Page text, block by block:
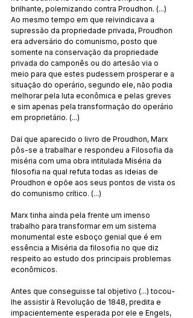
brilhante, polemizando contra Proudhon. (...)
Ao mesmo tempo em que reivindicava a
supressão da propriedade privada, Proudhon
era adversário do comunismo, posto que
somente na conservação da propriedade
privada do camponês ou do artesão via o
meio para que estes pudessem prosperar e a
situação do operário, segundo ele, não podia
melhorar pela luta econômica e pelas greves
e sim apenas pela transformação do operário
em proprietário. (...)
Daí que aparecido o livro de Proudhon, Marx
pôs-se a trabalhar e respondeu a Filosofia da
miséria com uma obra intitulada Miséria da
filosofia na qual refuta todas as ideias de
Proudhon e opõe aos seus pontos de vista os
do comunismo crítico. (...)
Marx tinha ainda pela frente um imenso
trabalho para transformar em um sistema
monumental este esboço genial que é em
essência a Miséria da filosofia no que diz
respeito ao estudo dos principais problemas
econômicos.
Antes que conseguisse tal objetivo (...) tocou-
lhe assistir à Revolução de 1848, predita e
impacientemente esperada por ele e Engels,